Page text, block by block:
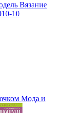
Вязание
10
Мода и